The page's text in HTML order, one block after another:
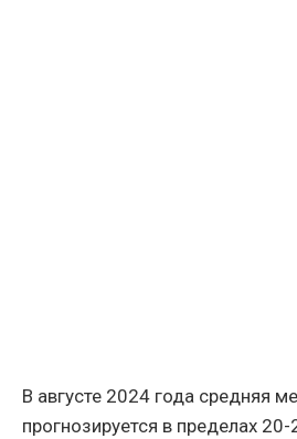
В августе 2024 года средняя
прогнозируется в пределах